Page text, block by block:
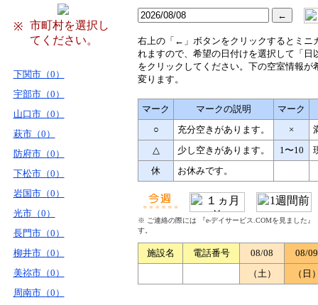
※
市町村を選択し
てください。
下関市（0）
宇部市（0）
山口市（0）
萩市（0）
防府市（0）
下松市（0）
岩国市（0）
光市（0）
長門市（0）
柳井市（0）
美祢市（0）
周南市（0）
右上の「←」ボタンをクリックするとミニ
れますので、希望の日付けを選択して「日
をクリックしてください。下の空室情報が
変ります。
マーク マークの説明
マーク
○
充分空きがあります。 ×
△
少し空きがあります。 1〜10
休
お休みです。
※ ご連絡の際には 『e-デイサービス.COMを見ました
す。
施設名 電話番号 08/08
08/09
（土）
（日